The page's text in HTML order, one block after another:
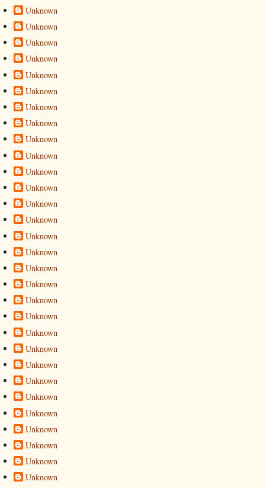
Unknown
Unknown
Unknown
Unknown
Unknown
Unknown
Unknown
Unknown
Unknown
Unknown
Unknown
Unknown
Unknown
Unknown
Unknown
Unknown
Unknown
Unknown
Unknown
Unknown
Unknown
Unknown
Unknown
Unknown
Unknown
Unknown
Unknown
Unknown
Unknown
Unknown